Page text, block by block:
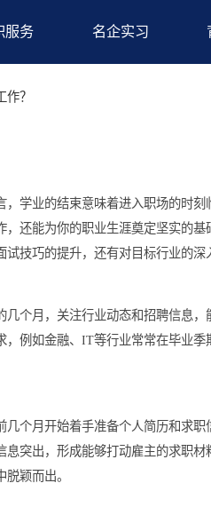
海外求职服务 名企
开始找工作？
生而言，学业的结束意味着进
到工作，还能为你的职业生涯
备、面试技巧的提升，还有对
职前的几个月，关注行业动态
招聘需求，例如金融、IT等行业
。
毕业前几个月开始着手准备个
相关信息突出，形成能够打动